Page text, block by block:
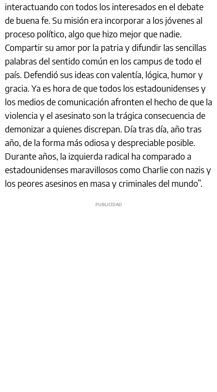
interactuando con todos los interesados en el debate
de buena fe. Su misión era incorporar a los jóvenes al
proceso político, algo que hizo mejor que nadie.
Compartir su amor por la patria y difundir las sencillas
palabras del sentido común en los campus de todo el
país. Defendió sus ideas con valentía, lógica, humor y
gracia. Ya es hora de que todos los estadounidenses y
los medios de comunicación afronten el hecho de que la
violencia y el asesinato son la trágica consecuencia de
demonizar a quienes discrepan. Día tras día, año tras
año, de la forma más odiosa y despreciable posible.
Durante años, la izquierda radical ha comparado a
estadounidenses maravillosos como Charlie con nazis y
los peores asesinos en masa y criminales del mundo”.